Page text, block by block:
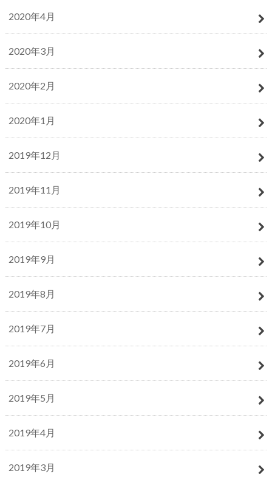
2020年4月
2020年3月
2020年2月
2020年1月
2019年12月
2019年11月
2019年10月
2019年9月
2019年8月
2019年7月
2019年6月
2019年5月
2019年4月
2019年3月